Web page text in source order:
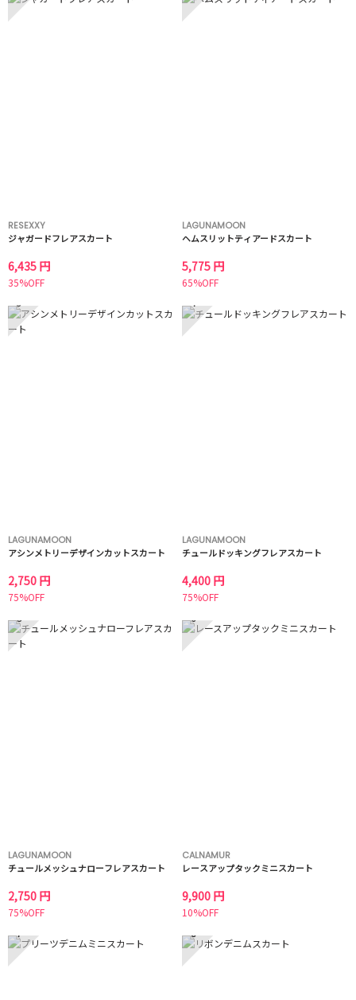
RESEXXY
ジャガードフレアスカート
6,435 円
35%OFF
LAGUNAMOON
ヘムスリットティアードスカート
5,775 円
65%OFF
3
LAGUNAMOON
アシンメトリーデザインカットスカート
2,750 円
75%OFF
4
LAGUNAMOON
チュールドッキングフレアスカート
4,400 円
75%OFF
5
LAGUNAMOON
チュールメッシュナローフレアスカート
2,750 円
75%OFF
6
CALNAMUR
レースアップタックミニスカート
9,900 円
10%OFF
7 8